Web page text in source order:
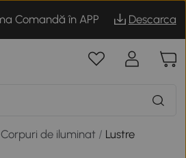
Comandă în APP Descarca
Corpuri de iluminat / Lustre